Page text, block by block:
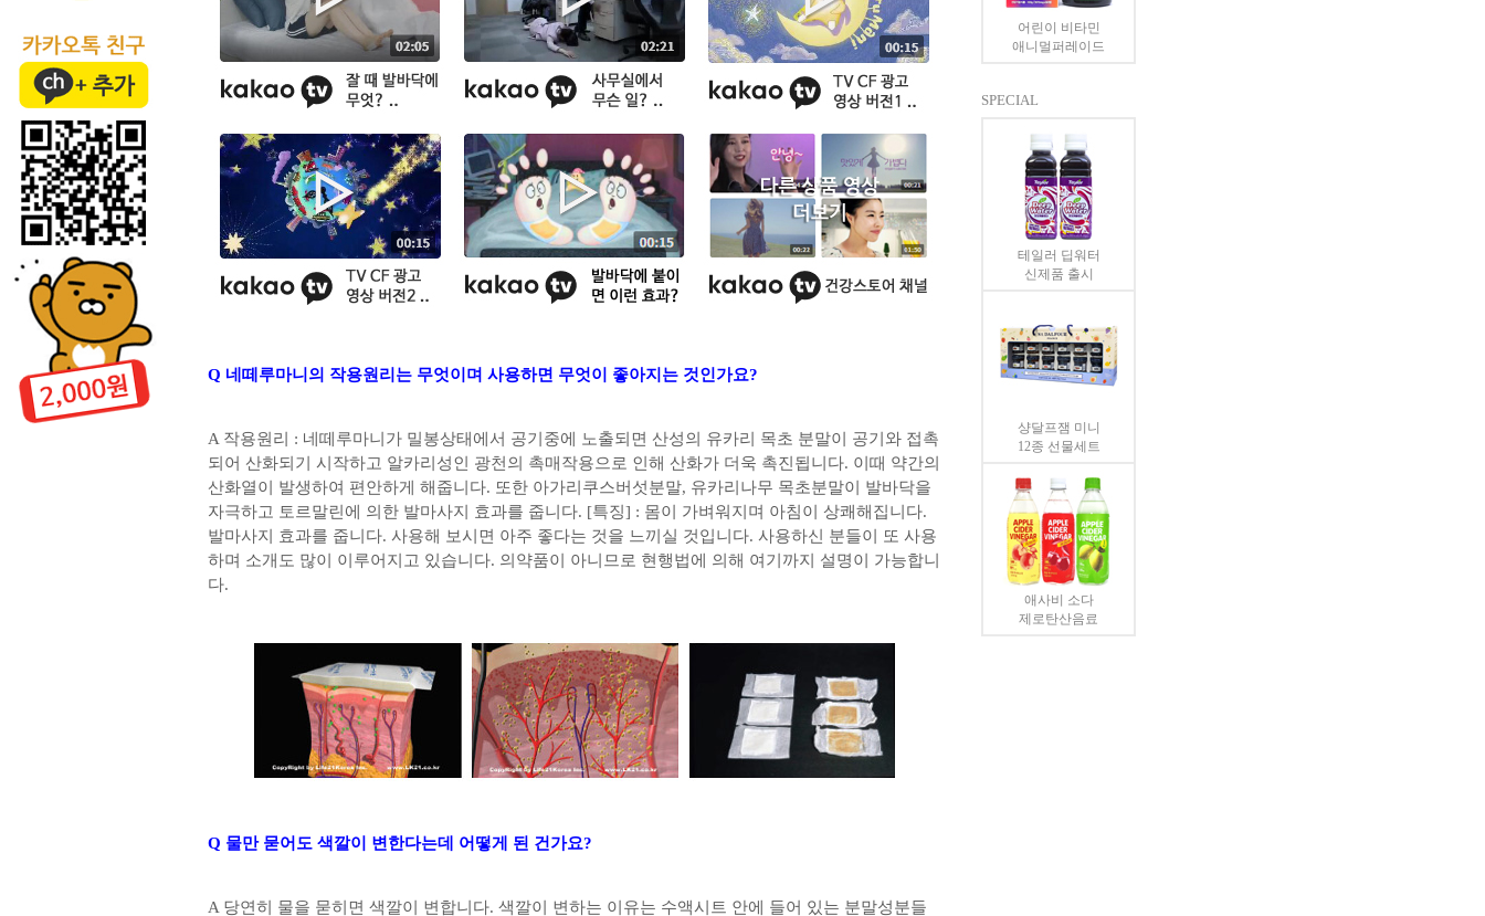
Q 네떼루마니의 작용원리는 무엇이며 사용하면 무엇이 좋아지는 것인가요?
A 작용원리 : 네떼루마니가 밀봉상태에서 공기중에 노출되면 산성의 유카리 목초 분말이 공기와 접촉
되어 산화되기 시작하고 알카리성인 광천의 촉매작용으로 인해 산화가 더욱 촉진됩니다. 이때 약간의
산화열이 발생하여 편안하게 해줍니다. 또한 아가리쿠스버섯분말, 유카리나무 목초분말이 발바닥을
자극하고 토르말린에 의한 발마사지 효과를 줍니다. [특징] : 몸이 가벼워지며 아침이 상쾌해집니다.
발마사지 효과를 줍니다. 사용해 보시면 아주 좋다는 것을 느끼실 것입니다. 사용하신 분들이 또 사용
하며 소개도 많이 이루어지고 있습니다. 의약품이 아니므로 현행법에 의해 여기까지 설명이 가능합니
다.
Q 물만 묻어도 색깔이 변한다는데 어떻게 된 건가요?
A 당연히 물을 묻히면 색깔이 변합니다. 색깔이 변하는 이유는 수액시트 안에 들어 있는 분말성분들